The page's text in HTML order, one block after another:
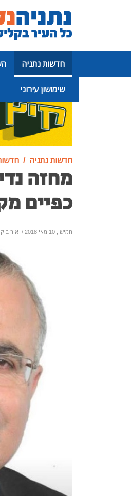
חדשות נתניה
שימושון עירוני
פרסומת
חדשות נתניה
מחזה
כפיים
חמישי, 10 מאי 2018 / אור